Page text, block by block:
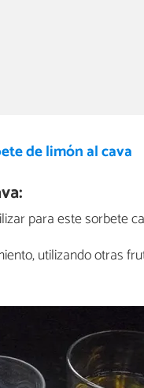
de limón al cava
para este sorbete
utilizando otras